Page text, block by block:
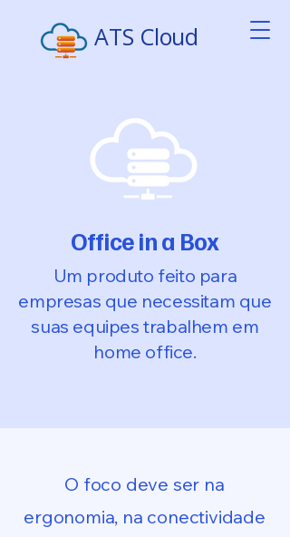
ATS Cloud
Office in a Box
Um produto feito para
empresas que necessitam que
suas equipes trabalhem em
home office.
O foco deve ser na
ergonomia, na conectividade